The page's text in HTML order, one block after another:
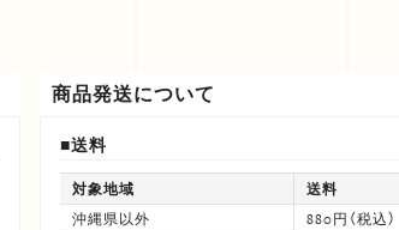
商品発送について
送料
対象地域 送料
沖縄県以外
880円（税込）